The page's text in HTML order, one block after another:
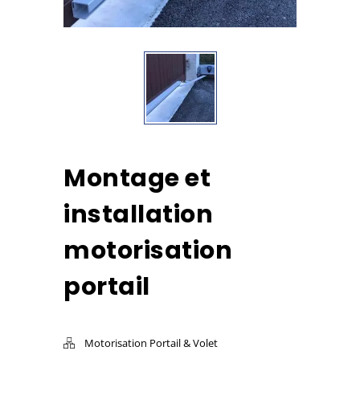
Montage et
installation
motorisation
portail
Motorisation Portail & Volet